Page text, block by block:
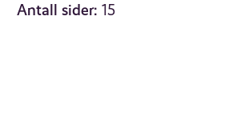
Antall sider: 15